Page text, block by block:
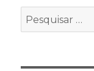
Pesquisar
por: